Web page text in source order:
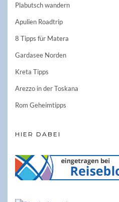
Plabutsch wandern
Apulien Roadtrip
8 Tipps für Matera
Gardasee Norden
Kreta Tipps
Arezzo in der Toskana
Rom Geheimtipps
HIER DABEI